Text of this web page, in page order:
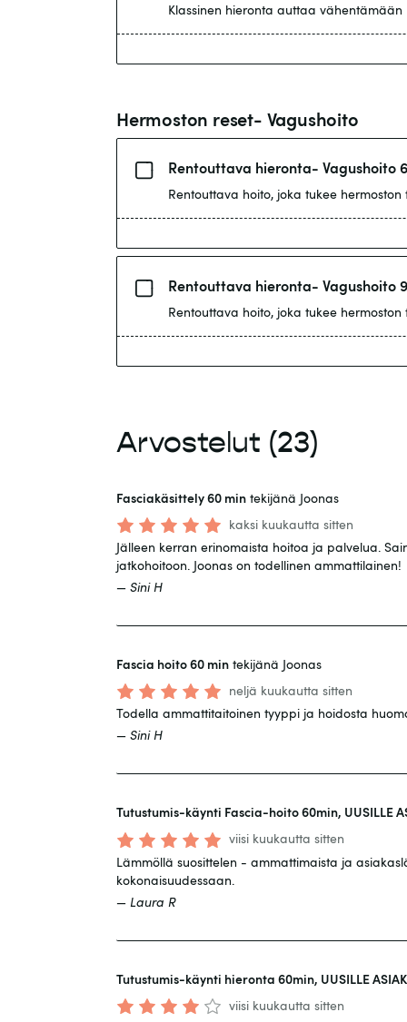
Klassinen hieronta auttaa
Hermoston reset- Vagushoito
Rentouttava hieronta- Vagushoito
Rentouttava hoito, joka tukee
Rentouttava hieronta- Vagushoito
Rentouttava hoito, joka tukee
Arvostelut (23)
Fasciakäsittely 60 min tekijänä Joonas
kaksi kuukautta sitten
Jälleen kerran erinomaista hoitoa ja palvelua.
jatkohoitoon. Joonas on todellinen ammattilainen!
— Sini H
Fascia hoito 60 min tekijänä Joonas
neljä kuukautta sitten
Todella ammattitaitoinen tyyppi ja hoidosta
— Sini H
Tutustumis-käynti Fascia-hoito 60min, UUSILLE
viisi kuukautta sitten
Lämmöllä suosittelen - ammattimaista ja
kokonaisuudessaan.
— Laura R
Tutustumis-käynti hieronta 60min, UUSILLE
viisi kuukautta sitten